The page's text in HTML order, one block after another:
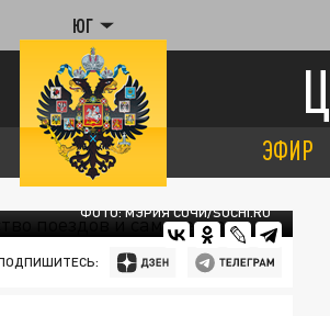
ЮГ
ЭФИР
ФОТО: МЭРИЯ СОЧИ/SOCHI.RU